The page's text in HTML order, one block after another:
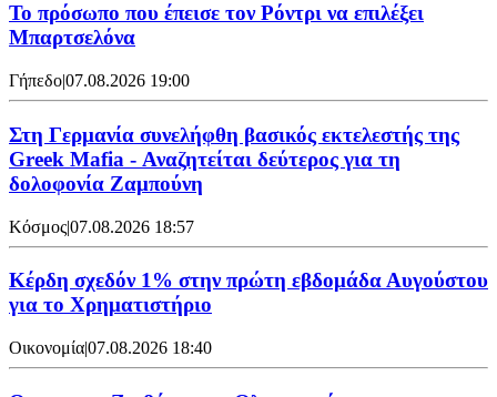
Το πρόσωπο που έπεισε τον Ρόντρι να επιλέξει
Μπαρτσελόνα
Γήπεδο|07.08.2026 19:00
Στη Γερμανία συνελήφθη βασικός εκτελεστής της
Greek Mafia - Αναζητείται δεύτερος για τη
δολοφονία Ζαμπούνη
Κόσμος|07.08.2026 18:57
Κέρδη σχεδόν 1% στην πρώτη εβδομάδα Αυγούστου
για το Χρηματιστήριο
Οικονομία|07.08.2026 18:40